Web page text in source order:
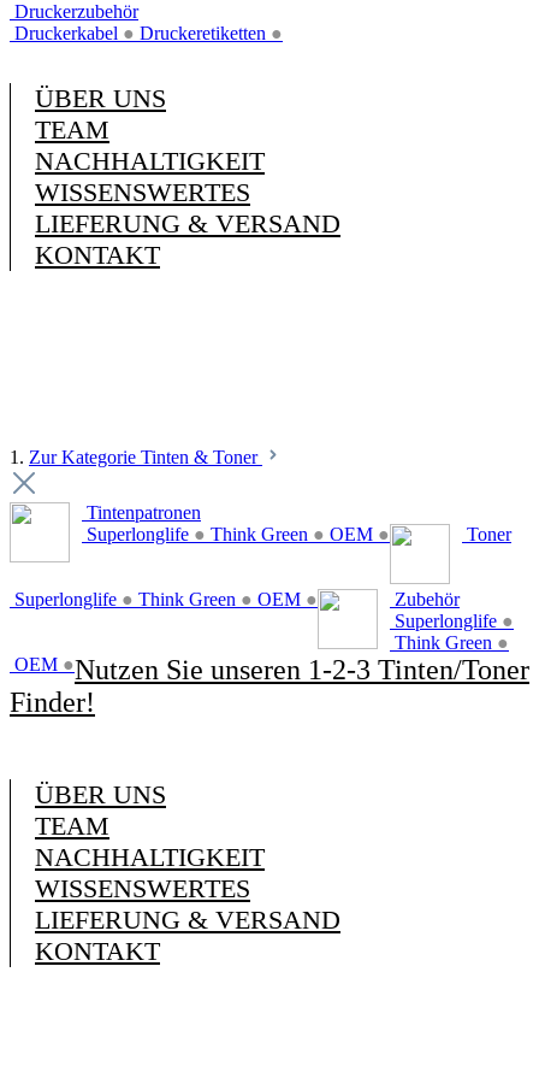
Druckerzubehör
Druckerkabel ● Druckeretiketten ●
ÜBER UNS
TEAM
NACHHALTIGKEIT
WISSENSWERTES
LIEFERUNG & VERSAND
KONTAKT
1. Zur Kategorie Tinten & Toner
Tintenpatronen
Superlonglife ● Think Green ● OEM ● Toner
Superlonglife ● Think Green ● OEM ●
Zubehör
Superlonglife ●
Think Green ●
OEM ●Nutzen Sie unseren 1-2-3 Tinten/Toner
Finder!
ÜBER UNS
TEAM
NACHHALTIGKEIT
WISSENSWERTES
LIEFERUNG & VERSAND
KONTAKT